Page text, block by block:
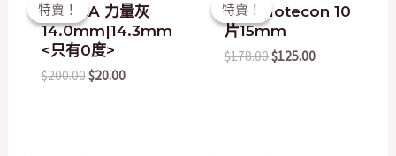
特賣！
特賣！
DUEBA 力量灰
14.0mm|14.3mm
<只有0度>
$200.00
price
was:
$200.00.
$20.00
price
is:
特賣！
特賣！
日本 Motecon 10
片15mm
$178.00
price
was:
$178.00.
$125.00
price